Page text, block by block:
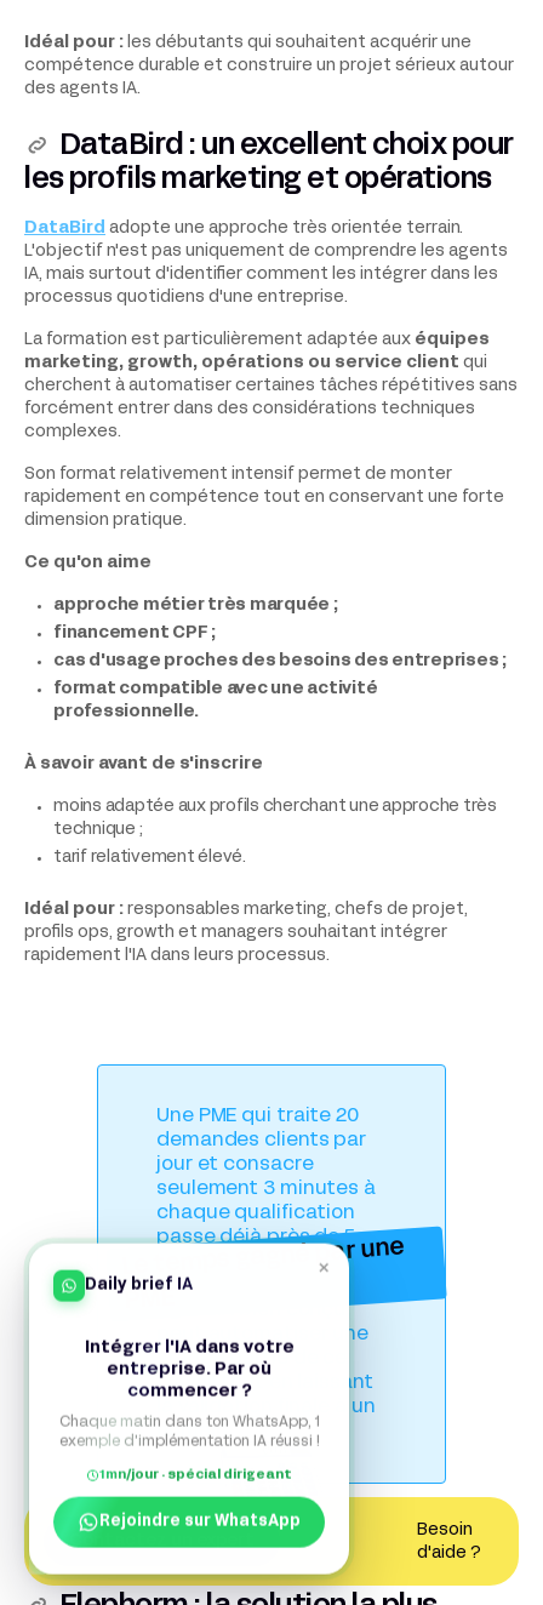
Idéal pour : les débutants qui souhaitent acquérir une
compétence durable et construire un projet sérieux autour
des agents IA.
DataBird : un excellent choix pour
les profils marketing et opérations
DataBird adopte une approche très orientée terrain.
L'objectif n'est pas uniquement de comprendre les agents
IA, mais surtout d'identifier comment les intégrer dans les
processus quotidiens d'une entreprise.
La formation est particulièrement adaptée aux équipes
marketing, growth, opérations ou service client qui
cherchent à automatiser certaines tâches répétitives sans
forcément entrer dans des considérations techniques
complexes.
Son format relativement intensif permet de monter
rapidement en compétence tout en conservant une forte
dimension pratique.
Ce qu'on aime
approche métier très marquée ;
financement CPF ;
cas d'usage proches des besoins des entreprises ;
format compatible avec une activité
professionnelle.
À savoir avant de s'inscrire
moins adaptée aux profils cherchant une approche très
technique ;
tarif relativement élevé.
Idéal pour : responsables marketing, chefs de projet,
profils ops, growth et managers souhaitant intégrer
rapidement l'IA dans leurs processus.
Une PME qui traite 20
demandes clients par
jour et consacre
seulement 3 minutes à
chaque qualification
passe déjà près de 5
heures par semaine sur
cette seule tâche. Un
peut automatiser une
grande partie de ce
travail tout en laissant
la validation finale à un
humain.
Le temps gagné par une
PME
Besoin
d'aide ?
Contactez un expert
×
Daily brief IA
Intégrer l'IA dans votre
entreprise. Par où
commencer ?
Chaque matin dans ton WhatsApp, 1
exemple d'implémentation IA réussi !
1mn/jour · spécial dirigeant
Rejoindre sur WhatsApp